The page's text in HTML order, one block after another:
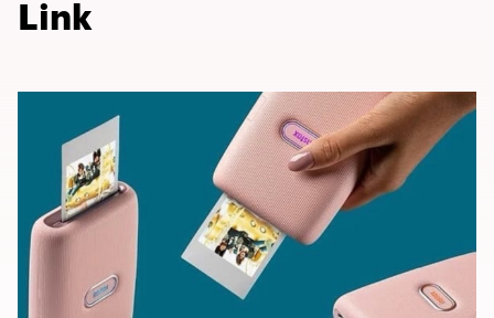
Link